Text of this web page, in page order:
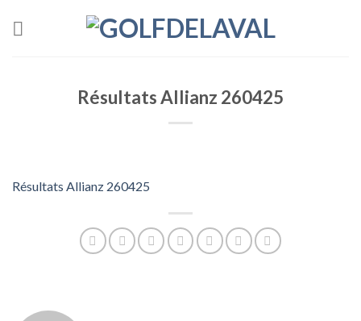
Résultats Allianz 260425
Résultats Allianz 260425